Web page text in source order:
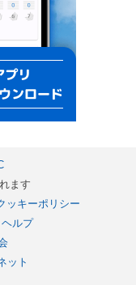
ます
ッキーポリシー
ヘルプ
ット